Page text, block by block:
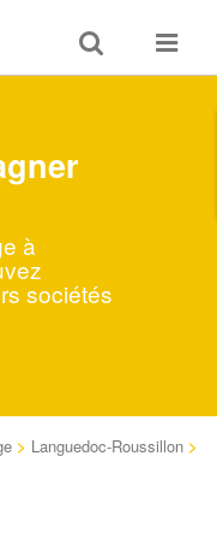
Toggle
search
Toggle
à
sociétés
> Languedoc-Roussillon >